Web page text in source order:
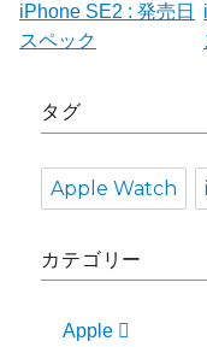
iPhone SE2 : 発売日
スペック
タグ
Apple Watch
カテゴリー
Apple 